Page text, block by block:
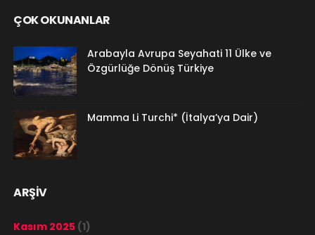
ÇOK OKUNANLAR
Arabayla Avrupa Seyahati 11 Ülke ve
Özgürlüğe Dönüş Türkiye
Mamma Li Turchi* (İtalya’ya Dair)
ARŞİV
Kasım 2025(1)